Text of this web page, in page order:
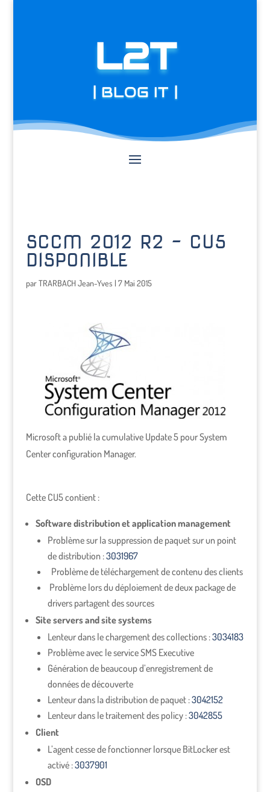
L2T
| BLOG IT |
SCCM 2012 R2 – CU5
DISPONIBLE
parTRARBACH Jean-Yves | 7 Mai 2015
Microsoft a publié la cumulative Update 5 pour System
Center configuration Manager.
Cette CU5 contient :
Software distribution et application management
Problème sur la suppression de paquet sur un point
de distribution :3031967
Problème de téléchargement de contenu des clients
Problème lors du déploiement de deux package de
drivers partagent des sources
Site servers and site systems
Lenteur dans le chargement des collections :3034183
Problème avec le service SMS Executive
Génération de beaucoup d’enregistrement de
données de découverte
Lenteur dans la distribution de paquet :3042152
Lenteur dans le traitement des policy :3042855
Client
L’agent cesse de fonctionner lorsque BitLocker est
activé :3037901
OSD